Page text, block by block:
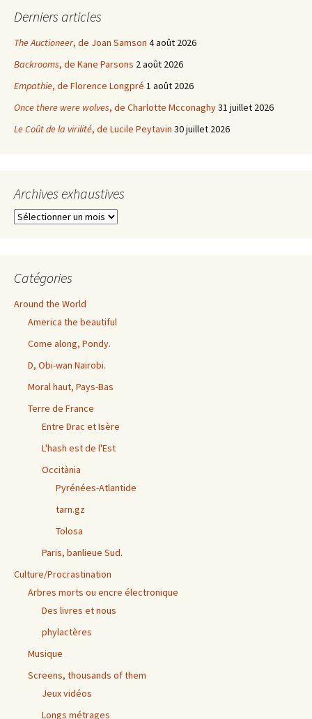
Derniers articles
The Auctioneer, de Joan Samson 4 août 2026
Backrooms, de Kane Parsons 2 août 2026
Empathie, de Florence Longpré 1 août 2026
Once there were wolves, de Charlotte Mcconaghy31 juillet 2026
Le Coût de la virilité, de Lucile Peytavin 30 juillet 2026
Archives exhaustives
Archives
Catégories
Around the World
America the beautiful
Come along, Pondy.
D, Obi-wan Nairobi.
Moral haut, Pays-Bas
Terre de France
Entre Drac et Isère
L'hash est de l'Est
Occitània
Pyrénées-Atlantide
tarn.gz
Tolosa
Paris, banlieue Sud.
Culture/Procrastination
Arbres morts ou encre électronique
Des livres et nous
phylactères
Musique
Screens, thousands of them
Jeux vidéos
Longs métrages